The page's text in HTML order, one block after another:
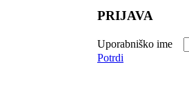
PRIJAVA
Uporabniško ime
Potrdi